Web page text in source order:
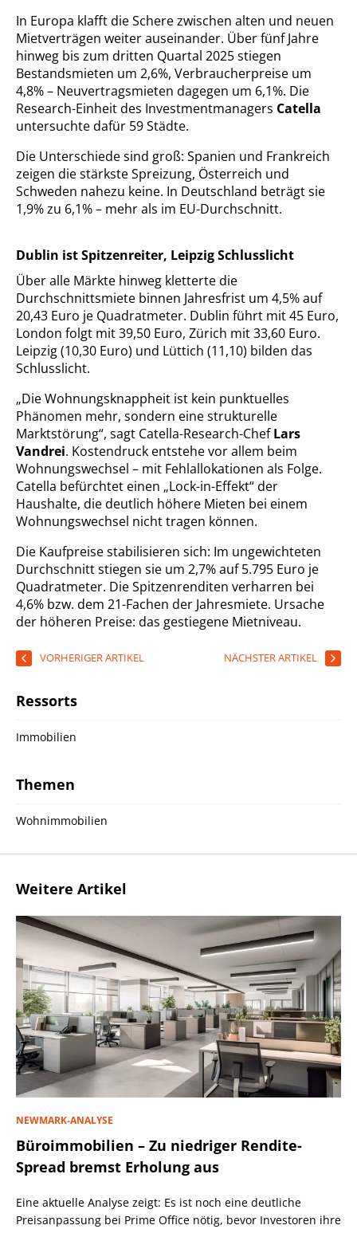
In Europa klafft die Schere zwischen alten und neuen
Mietverträgen weiter auseinander. Über fünf Jahre
hinweg bis zum dritten Quartal 2025 stiegen
Bestandsmieten um 2,6%, Verbraucherpreise um
4,8% – Neuvertragsmieten dagegen um 6,1%. Die
Research-Einheit des Investmentmanagers Catella
untersuchte dafür 59 Städte.
Die Unterschiede sind groß: Spanien und Frankreich
zeigen die stärkste Spreizung, Österreich und
Schweden nahezu keine. In Deutschland beträgt sie
1,9% zu 6,1% – mehr als im EU-Durchschnitt.
Dublin ist Spitzenreiter, Leipzig Schlusslicht
Über alle Märkte hinweg kletterte die
Durchschnittsmiete binnen Jahresfrist um 4,5% auf
20,43 Euro je Quadratmeter. Dublin führt mit 45 Euro,
London folgt mit 39,50 Euro, Zürich mit 33,60 Euro.
Leipzig (10,30 Euro) und Lüttich (11,10) bilden das
Schlusslicht.
„Die Wohnungsknappheit ist kein punktuelles
Phänomen mehr, sondern eine strukturelle
Marktstörung“, sagt Catella-Research-ChefLars
Vandrei. Kostendruck entstehe vor allem beim
Wohnungswechsel – mit Fehlallokationen als Folge.
Catella befürchtet einen „Lock-in-Effekt“ der
Haushalte, die deutlich höhere Mieten bei einem
Wohnungswechsel nicht tragen können.
Die Kaufpreise stabilisieren sich: Im ungewichteten
Durchschnitt stiegen sie um 2,7% auf 5.795 Euro je
Quadratmeter. Die Spitzenrenditen verharren bei
4,6% bzw. dem 21-Fachen der Jahresmiete. Ursache
der höheren Preise: das gestiegene Mietniveau.
VORHERIGER ARTIKEL NÄCHSTER ARTIKEL
Ressorts
Immobilien
Themen
Wohnimmobilien
Weitere Artikel
NEWMARK-ANALYSE
Büroimmobilien – Zu niedriger Rendite-
Spread bremst Erholung aus
Eine aktuelle Analyse zeigt: Es ist noch eine deutliche
Preisanpassung bei Prime Office nötig, bevor Investoren ihre